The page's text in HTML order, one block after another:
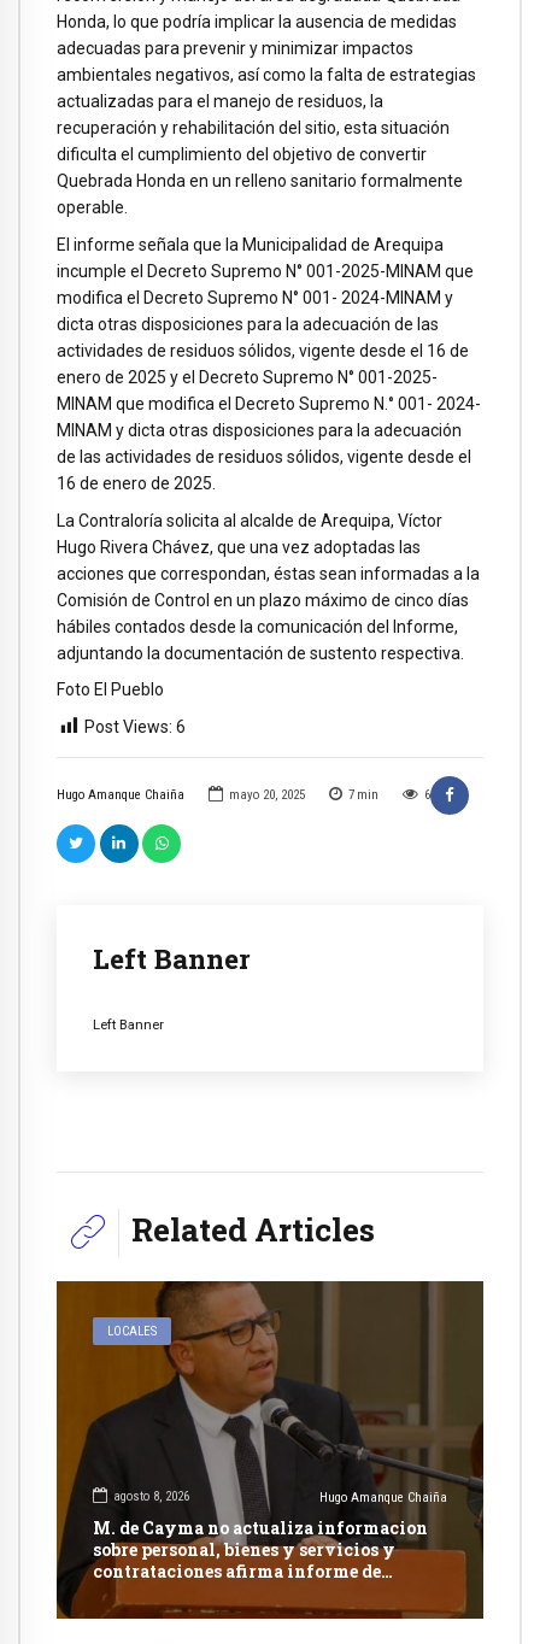
Hugo Amanque Chaiña mayo 20, 2025 7 min 6
Left Banner
Left Banner
Honda, lo que podría implicar la ausencia de medidas
adecuadas para prevenir y minimizar impactos
ambientales negativos, así como la falta de estrategias
actualizadas para el manejo de residuos, la
recuperación y rehabilitación del sitio, esta situación
dificulta el cumplimiento del objetivo de convertir
Quebrada Honda en un relleno sanitario formalmente
operable.
El informe señala que la Municipalidad de Arequipa
incumple el Decreto Supremo N° 001-2025-MINAM que
modifica el Decreto Supremo N° 001- 2024-MINAM y
dicta otras disposiciones para la adecuación de las
actividades de residuos sólidos, vigente desde el 16 de
enero de 2025 y el Decreto Supremo N° 001-2025-
MINAM que modifica el Decreto Supremo N.° 001- 2024-
MINAM y dicta otras disposiciones para la adecuación
de las actividades de residuos sólidos, vigente desde el
16 de enero de 2025.
La Contraloría solicita al alcalde de Arequipa, Víctor
Hugo Rivera Chávez, que una vez adoptadas las
acciones que correspondan, éstas sean informadas a la
Comisión de Control en un plazo máximo de cinco días
hábiles contados desde la comunicación del Informe,
adjuntando la documentación de sustento respectiva.
Foto El Pueblo
Post Views: 6
Related Articles
LOCALES
agosto 8, 2026 Hugo Amanque Chaiña
M. de Cayma no actualiza informacion
sobre personal, bienes y servicios y
contrataciones afirma informe de
Contraloría